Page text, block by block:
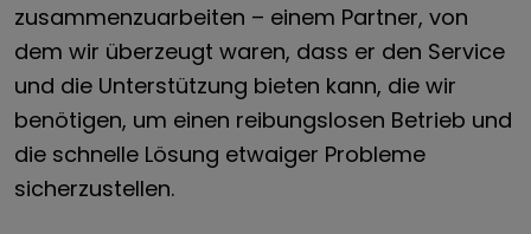
zusammenzuarbeiten – einem Partner, von
dem wir überzeugt waren, dass er den Service
und die Unterstützung bieten kann, die wir
benötigen, um einen reibungslosen Betrieb und
die schnelle Lösung etwaiger Probleme
sicherzustellen.